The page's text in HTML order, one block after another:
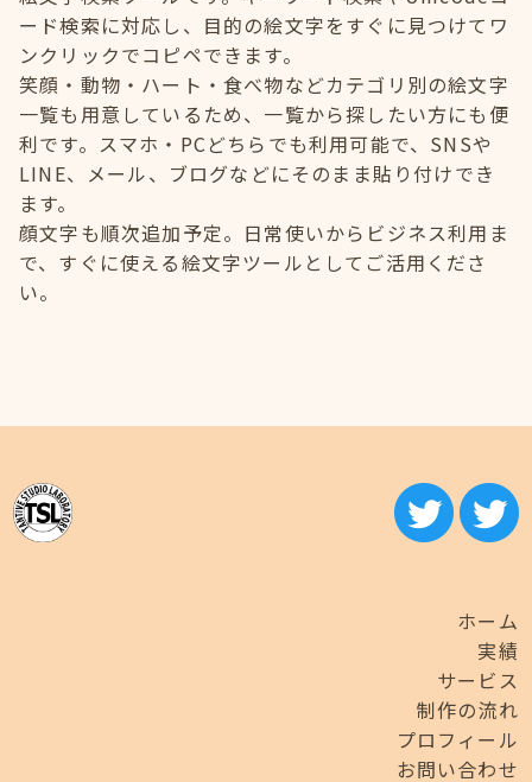
ード検索に対応し、目的の絵文字をすぐに見つけてワ
ンクリックでコピペできます。
笑顔・動物・ハート・食べ物などカテゴリ別の絵文字
一覧も用意しているため、一覧から探したい方にも便
利です。スマホ・PCどちらでも利用可能で、SNSや
LINE、メール、ブログなどにそのまま貼り付けでき
ます。
顔文字も順次追加予定。日常使いからビジネス利用ま
で、すぐに使える絵文字ツールとしてご活用くださ
い。
ホーム
実績
サービス
制作の流れ
プロフィール
お問い合わせ